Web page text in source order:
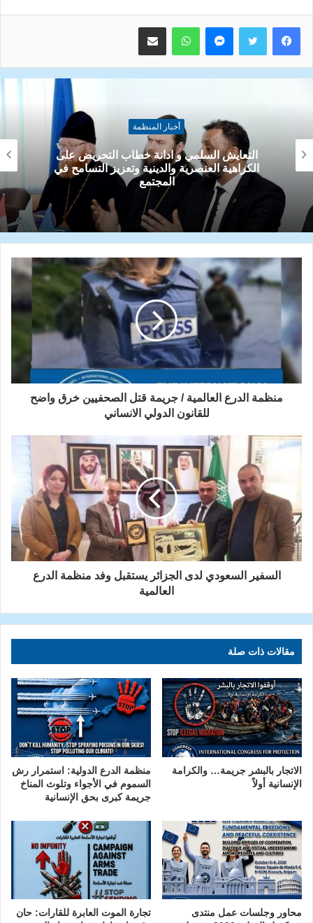
ماسنجر واتساب مشاركة عبر البريد
أخبار المنظمة
التعاون ضرورة من ضروريات الحياة البشرية
منظمة الدرع العالمية / جريمة قتل الصحفيين خرق واضح
للقانون الدولي الانساني
السفير السعودي لدى الجزائر يستقبل وفد منظمة الدرع
العالمية
مقالات ذات صلة
الاتجار بالبشر جريمة… والكرامة
الإنسانية أولاً
منظمة الدرع الدولية: استمرار رش
السموم في الأجواء وتلوث المناخ
جريمة كبرى بحق الإنسانية
محاور وجلسات عمل منتدى
تجارة الموت العابرة للقارات: حان